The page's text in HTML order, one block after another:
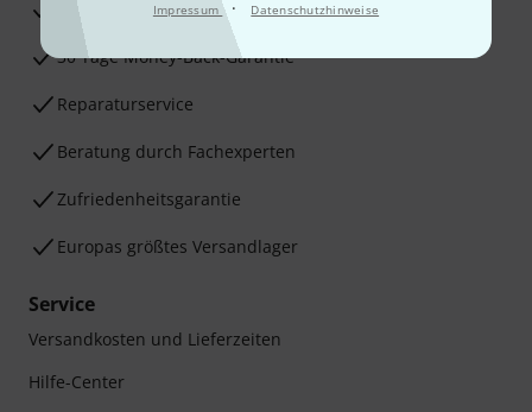
Impressum · Datenschutzhinweise
3 Jahre Thomann Garantie
30 Tage Money-Back-Garantie
Reparaturservice
Beratung durch Fachexperten
Zufriedenheitsgarantie
Europas größtes Versandlager
Service
Versandkosten und Lieferzeiten
Hilfe-Center